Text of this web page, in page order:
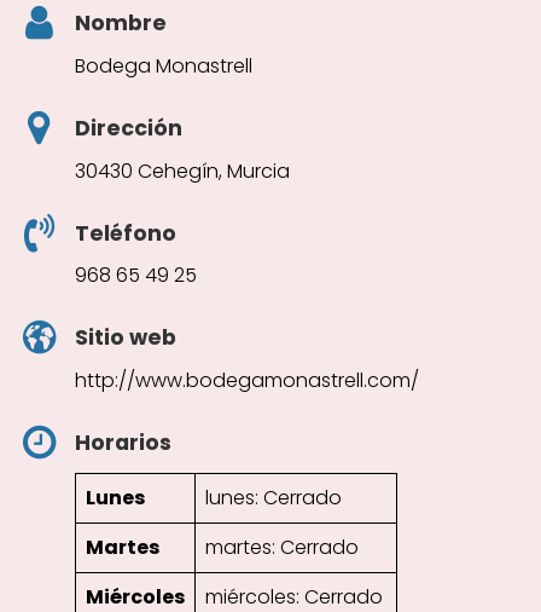
Nombre
Bodega Monastrell
Dirección
30430 Cehegín, Murcia
Teléfono
968 65 49 25
Sitio web
http://www.bodegamonastrell.com/
Horarios
Lunes
lunes: Cerrado
Martes
martes: Cerrado
Miércoles
miércoles: Cerrado